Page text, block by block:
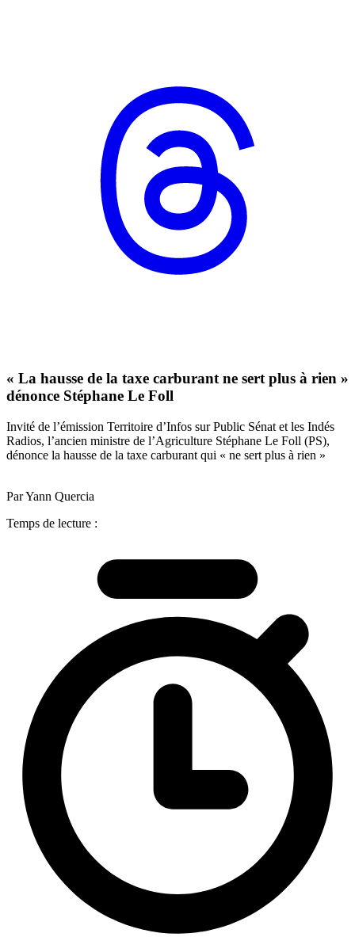
« La hausse de la taxe carburant ne sert plus à rien »
dénonce Stéphane Le Foll
Invité de l’émission Territoire d’Infos sur Public Sénat et les Indés
Radios, l’ancien ministre de l’Agriculture Stéphane Le Foll (PS),
dénonce la hausse de la taxe carburant qui « ne sert plus à rien »
Par Yann Quercia
Temps de lecture :